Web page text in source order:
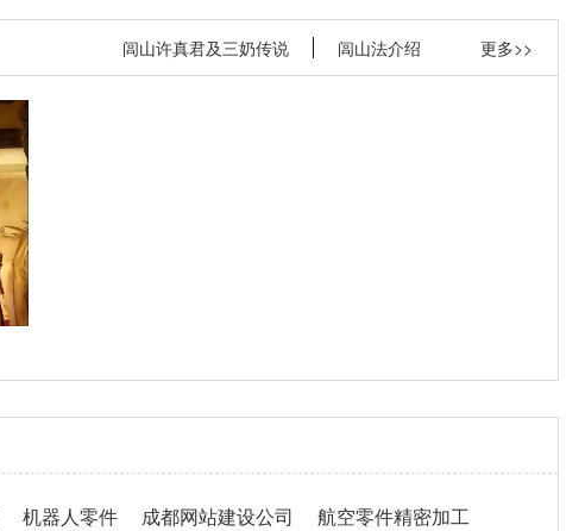
更多>>
闾山许真君及三奶传说 闾山法介绍
机器人零件 成都网站建设公司
航空零件精密加工